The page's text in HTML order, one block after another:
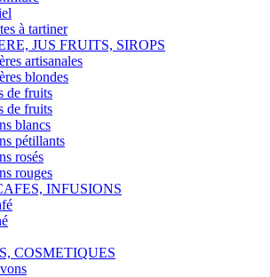
à tartiner
JUS FRUITS, SIROPS
artisanales
blondes
de fruits
de fruits
blancs
pétillants
rosés
rouges
INFUSIONS
COSMETIQUES